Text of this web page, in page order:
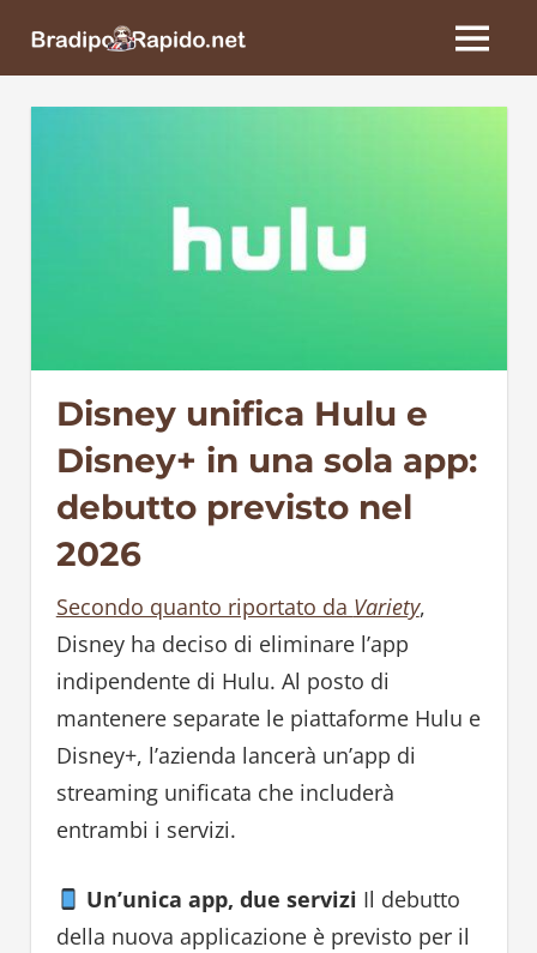
BradipoRapido.net
MENU
Disney unifica Hulu e
Disney+ in una sola app:
debutto previsto nel
2026
Secondo quanto riportato da Variety,
Disney ha deciso di eliminare l’app
indipendente di Hulu. Al posto di
mantenere separate le piattaforme Hulu e
Disney+, l’azienda lancerà un’app di
streaming unificata che includerà
entrambi i servizi.
Un’unica app, due servizi Il debutto
della nuova applicazione è previsto per il